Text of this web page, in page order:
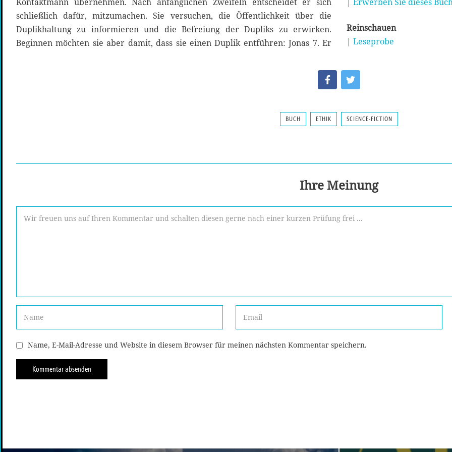
Kontaktmann übernehmen. Nach anfänglichen Zweifeln entscheidet er sich
schließlich dafür, mitzumachen. Sie versuchen, die Öffentlichkeit über die
Duplikhaltung zu informieren und die Befreiung der Dupliks zu erwirken.
Beginnen möchten sie aber damit, dass sie einen Duplik entführen: Jonas 7. Er
| Erwerben Sie dieses
Reinschauen
| Leseprobe
BUCH ETHIK SCIENCE-FICTION
Ihre Meinung
Name, E-Mail-Adresse und Website in diesem Browser für meinen nächsten Kommentar speichern.